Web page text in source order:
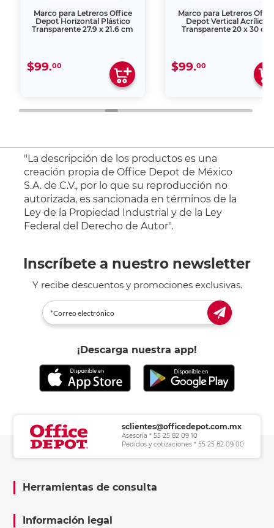
Marco para Letreros Office
Depot Horizontal Plástico
Transparente 27.9 x 21.6 cm
$99.00
Marco para Letreros
Depot Vertical Acrílico
Transparente 20 x 30 cm
$99.00
"La descripción de los productos es una
creación propia de Office Depot de México
S.A. de C.V., por lo que su reproducción no
autorizada, es sancionada en términos de la
Ley de la Propiedad Industrial y de la Ley
Federal del Derecho de Autor".
Inscríbete a nuestro newsletter
Y recibe descuentos y promociones exclusivas.
¡Descarga nuestra app!
sclientes@officedepot.com.mx
Asesoría * 55 25 82 09 10
Pedidos y cotizaciones * 55 25 82 09 00
Herramientas de consulta
Información legal